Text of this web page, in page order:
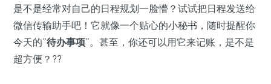
是不是经常对自己的日程规划一脸懵？试试把日程发送给
微信传输助手吧！它就像一个贴心的小秘书，随时提醒你
今天的“待办事项”。甚至，你还可以用它来记账，是不是
超方便？??